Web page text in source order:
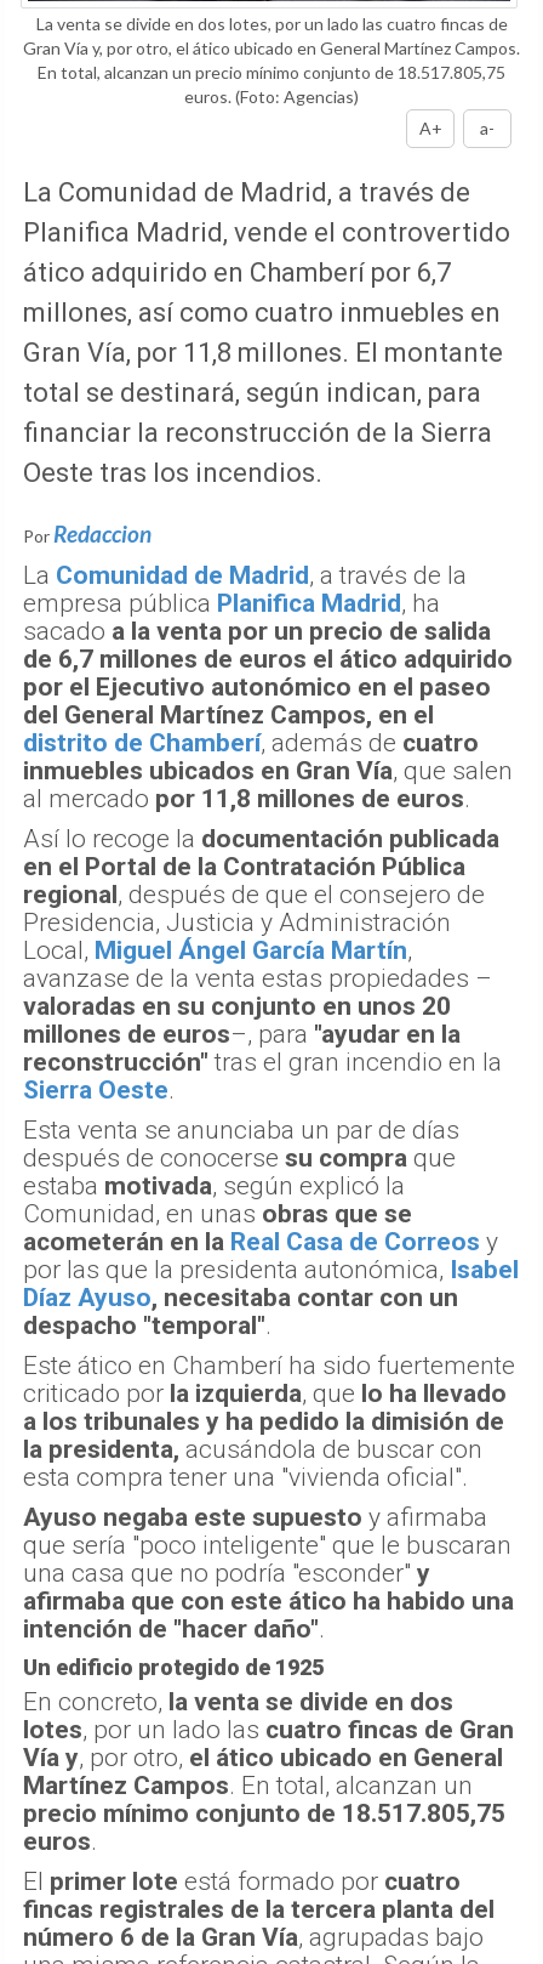
La venta se divide en dos lotes, por un lado las cuatro fincas de
Gran Vía y, por otro, el ático ubicado en General Martínez Campos.
En total, alcanzan un precio mínimo conjunto de 18.517.805,75
euros.(Foto: Agencias)
A+
a-
La Comunidad de Madrid, a través de
Planifica Madrid, vende el controvertido
ático adquirido en Chamberí por 6,7
millones, así como cuatro inmuebles en
Gran Vía, por 11,8 millones. El montante
total se destinará, según indican, para
financiar la reconstrucción de la Sierra
Oeste tras los incendios.
Por Redaccion
La Comunidad de Madrid, a través de la
empresa pública Planifica Madrid, ha
sacado a la venta por un precio de salida
de 6,7 millones de euros el ático adquirido
por el Ejecutivo autonómico en el paseo
del General Martínez Campos, en el
distrito de Chamberí, además de cuatro
inmuebles ubicados en Gran Vía, que salen
al mercado por 11,8 millones de euros.
Así lo recoge la documentación publicada
en el Portal de la Contratación Pública
regional, después de que el consejero de
Presidencia, Justicia y Administración
Local, Miguel Ángel García Martín,
avanzase de la venta estas propiedades –
valoradas en su conjunto en unos 20
millones de euros–, para "ayudar en la
reconstrucción" tras el gran incendio en la
Sierra Oeste.
Esta venta se anunciaba un par de días
después de conocerse su compra que
estaba motivada, según explicó la
Comunidad, en unas obras que se
acometerán en la Real Casa de Correos y
por las que la presidenta autonómica, Isabel
Díaz Ayuso, necesitaba contar con un
despacho "temporal".
Este ático en Chamberí ha sido fuertemente
criticado por la izquierda, que lo ha llevado
a los tribunales y ha pedido la dimisión de
la presidenta, acusándola de buscar con
esta compra tener una "vivienda oficial".
Ayuso negaba este supuesto y afirmaba
que sería "poco inteligente" que le buscaran
una casa que no podría "esconder" y
afirmaba que con este ático ha habido una
intención de "hacer daño".
Un edificio protegido de 1925
En concreto, la venta se divide en dos
lotes, por un lado las cuatro fincas de Gran
Vía y, por otro, el ático ubicado en General
Martínez Campos. En total, alcanzan un
precio mínimo conjunto de 18.517.805,75
euros.
El primer lote está formado por cuatro
fincas registrales de la tercera planta del
número 6 de la Gran Vía, agrupadas bajo